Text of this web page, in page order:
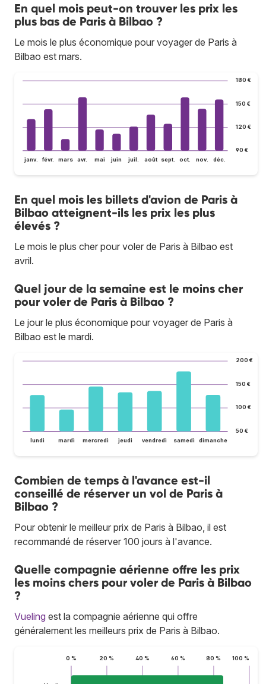
En quel mois peut-on trouver les prix les
plus bas de Paris à Bilbao ?
Le mois le plus économique pour voyager de Paris à
Bilbao est mars.
90 €
120 €
150 €
180 €
janv. févr. mars avr. mai juin juil. août sept. oct. nov. déc.
En quel mois les billets d'avion de Paris à
Bilbao atteignent-ils les prix les plus
élevés ?
Le mois le plus cher pour voler de Paris à Bilbao est
avril.
Quel jour de la semaine est le moins cher
pour voler de Paris à Bilbao ?
Le jour le plus économique pour voyager de Paris à
Bilbao est le mardi.
50 €
100 €
150 €
200 €
lundi mardi mercredi jeudi vendredi samedi dimanche
Combien de temps à l'avance est-il
conseillé de réserver un vol de Paris à
Bilbao ?
Pour obtenir le meilleur prix de Paris à Bilbao, il est
recommandé de réserver 100 jours à l'avance.
Quelle compagnie aérienne offre les prix
les moins chers pour voler de Paris à Bilbao
?
Vueling est la compagnie aérienne qui offre
généralement les meilleurs prix de Paris à Bilbao.
0 % 20 % 40 % 60 % 80 % 100 %